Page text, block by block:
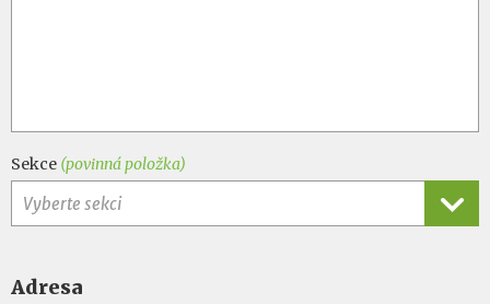
Sekce (povinná položka)
Vyberte sekci
Adresa